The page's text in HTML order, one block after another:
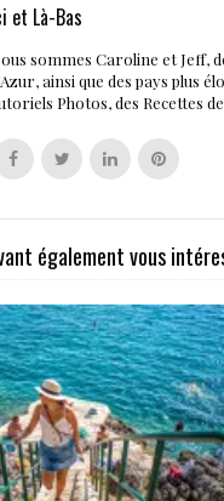
et Là-Bas
sommes Caroline et Jeff,
ainsi que des pays plus
Photos, des Recettes
Follow
us
Follow
us
Follow
us
Follow
us
également vous